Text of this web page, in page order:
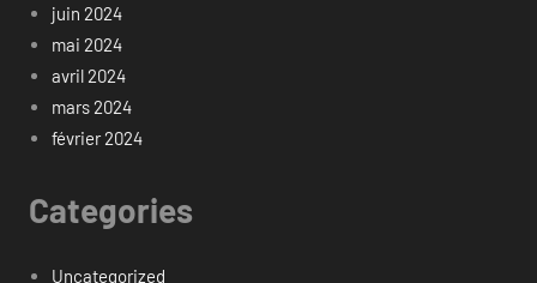
juin 2024
mai 2024
avril 2024
mars 2024
février 2024
Categories
Uncategorized